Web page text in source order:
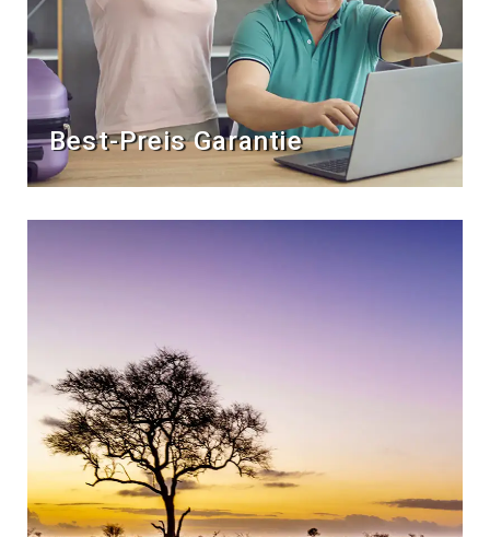
Best-Preis Garantie